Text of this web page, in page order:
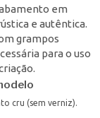
em
e autêntica.
grampos
para o uso
cru (sem verniz).